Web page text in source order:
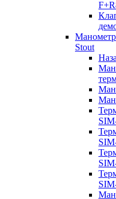
Stout